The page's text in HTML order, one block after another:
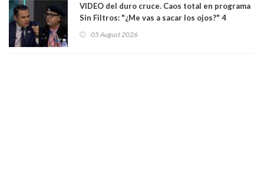
VIDEO del duro cruce. Caos total en programa
Sin Filtros: "¿Me vas a sacar los ojos?" 4
excarabinero que dejó ciego a Gustavo Gatica:
05 August 2026